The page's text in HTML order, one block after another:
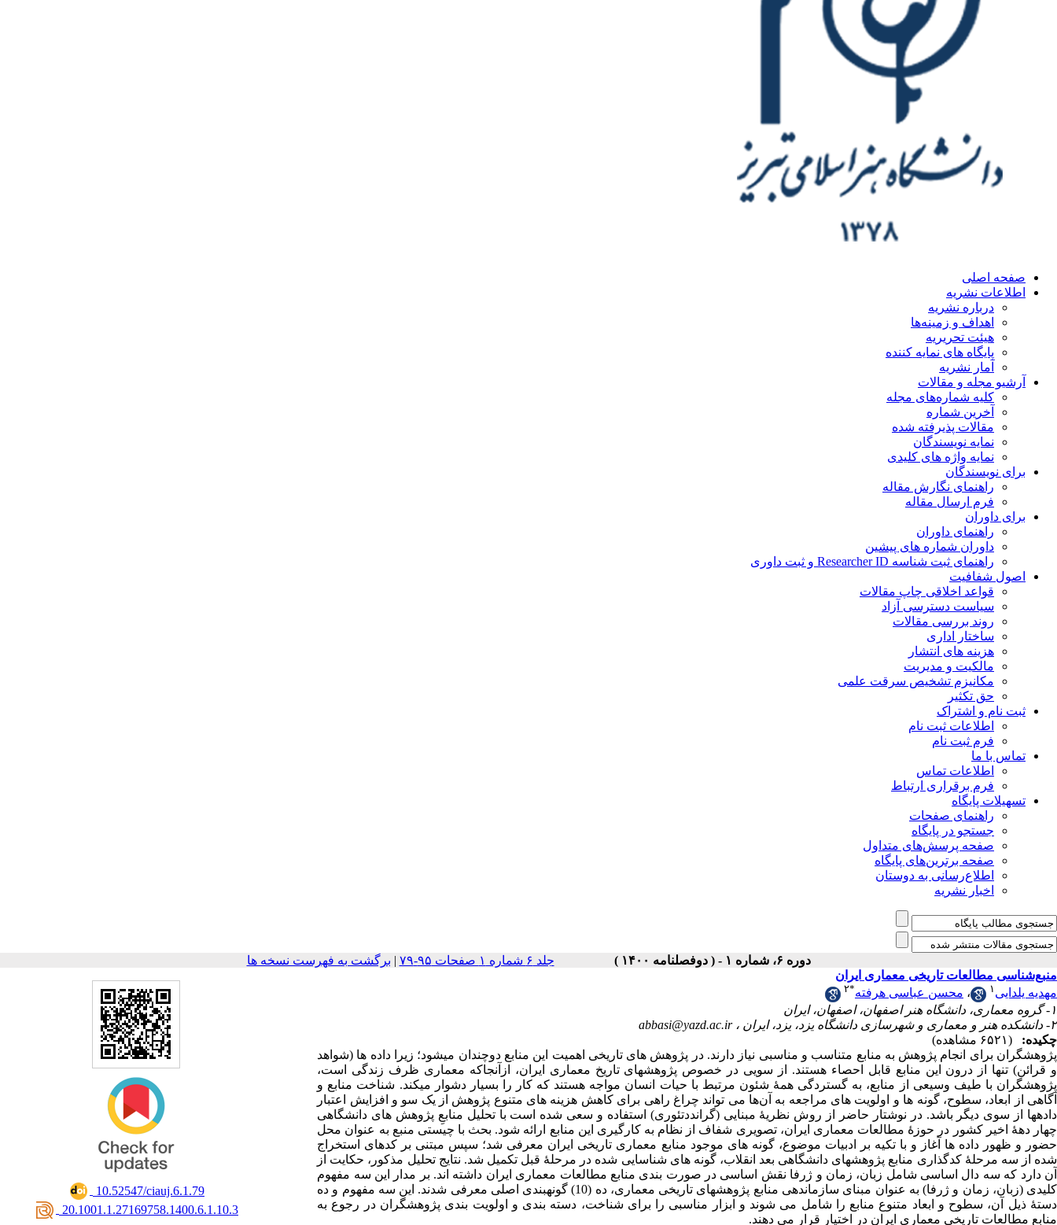
صفحه اصلی
اطلاعات نشریه
درباره نشریه
اهداف و زمینه‌ها
هیئت تحریریه
پایگاه های نمایه کننده
آمار نشریه
آرشیو مجله و مقالات
کلیه شماره‌های مجله
آخرین شماره
مقالات پذیرفته شده
نمایه نویسندگان
نمایه واژه های کلیدی
برای نویسندگان
راهنمای نگارش مقاله
فرم ارسال مقاله
برای داوران
راهنمای داوران
داوران شماره های پیشین
راهنمای ثبت شناسه Researcher ID و ثبت داوری
اصول شفافیت
قواعد اخلاقی چاپ مقالات
سیاست دسترسی آزاد
روند بررسی مقالات
ساختار اداری
هزینه های انتشار
مالکیت و مدیریت
مکانیزم تشخیص سرقت علمی
حق تکثیر
ثبت نام و اشتراک
اطلاعات ثبت نام
فرم ثبت نام
تماس با ما
اطلاعات تماس
فرم برقراری ارتباط
تسهیلات پایگاه
راهنمای صفحات
جستجو در پایگاه
صفحه پرسش‌های متداول
صفحه برترین‌های پایگاه
اطلاع‌رسانی به دوستان
اخبار نشریه
دوره ۶، شماره ۱ - ( دوفصلنامه ۱۴۰۰ ) جلد ۶ شماره ۱ صفحات ۹۵-۷۹ | برگشت به فهرست نسخه ها
‎ 10.52547/ciauj.6.1.79
‎ 20.1001.1.27169758.1400.6.1.10.3
منبع‌شناسی مطالعات تاریخی معماری ایران
مهدیه یلدایی ۱ ، محسن عباسی هرفته*۲
۱- گروه معماری، دانشگاه هنر اصفهان، اصفهان، ایران
۲- دانشکده هنر و معماری و شهرسازی دانشگاه یزد، یزد، ایران ،
abbasi@yazd.ac.ir
چکیده:
(۶۵۲۱ مشاهده)
پژوهشگران برای انجام پژوهش به منابع متناسب و مناسبی نیاز دارند. در پژوهش های تاریخی اهمیت این منابع دوچندان میشود؛‌ زیرا داده ها (شواهد
و قرائن) تنها از درون این منابع قابل احصاء هستند. از سویی در خصوص پژوهشهای تاریخ معماری ایران، ‌ازآنجاکه معماری ظرف زندگی است،
‌پژوهشگران با طیف وسیعی از منابع، به گستردگی همۀ شئون مرتبط با حیات انسان مواجه هستند که کار را بسیار دشوار میکند. شناخت منابع و
آگاهی از ابعاد،‌ سطوح،‌‌ گونه ها و اولویت های مراجعه به آن‌ها می تواند چراغ راهی برای کاهش هزینه های متنوع پژوهش از یک سو و افزایش اعتبار
دادهها از سوی دیگر باشد. در نوشتار حاضر از روش نظریۀ مبنایی (گرانددتئوری) استفاده و سعی شده است با تحلیل منابعِ پژوهش های دانشگاهی
چهار دهۀ اخیر کشور در حوزۀ مطالعات معماری ایران، تصویری شفاف از نظام به کارگیری این منابع ارائه شود. بحث با چیستی منبع به عنوان محل
حضور و ظهور داده ها آغاز و با تکیه بر ادبیات موضوع، گونه های موجود منابع معماری تاریخی ایران معرفی شد؛ سپس مبتنی بر کدهای استخراج
شده از سه مرحلۀ کدگذاری منابع پژوهشهای دانشگاهی بعد انقلاب،‌ گونه های شناسایی شده در مرحلۀ قبل تکمیل شد. نتایج تحلیل مذکور، حکایت از
آن دارد که سه دال اساسی شامل زبان، ‌زمان و ژرفا نقش اساسی در صورت بندی منابع مطالعات معماری ایران داشته اند. بر مدار این سه مفهوم
کلیدی (زبان، زمان و ژرفا) به عنوان مبنای سازماندهی منابع پژوهشهای تاریخی معماری، ده (10) گونهبندی اصلی معرفی شدند. این سه مفهوم و ده
دستۀ ذیل آن، سطوح و ابعاد متنوع منابع را شامل می شوند و ابزار مناسبی را برای شناخت، دسته بندی و اولویت بندی پژوهشگران در رجوع به
منابع مطالعات تاریخی معماری ایران در اختیار قرار می دهند.